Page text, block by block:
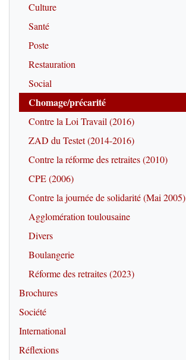
Culture
Santé
Poste
Restauration
Social
Chomage/précarité
Contre la Loi Travail (2016)
ZAD du Testet (2014-2016)
Contre la réforme des retraites (2010)
CPE (2006)
Contre la journée de solidarité (Mai 2005)
Agglomération toulousaine
Divers
Boulangerie
Réforme des retraites (2023)
Brochures
Société
International
Réflexions